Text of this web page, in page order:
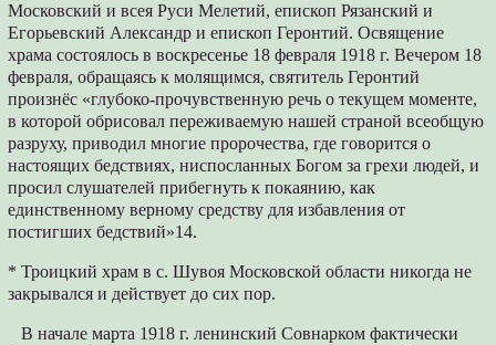
Московский и всея Руси Мелетий, епископ Рязанский и
Егорьевский Александр и епископ Геронтий. Освящение
храма состоялось в воскресенье 18 февраля 1918 г. Вечером 18
февраля, обращаясь к молящимся, святитель Геронтий
произнёс «глубоко-прочувственную речь о текущем моменте,
в которой обрисовал переживаемую нашей страной всеобщую
разруху, приводил многие пророчества, где говорится о
настоящих бедствиях, ниспосланных Богом за грехи людей, и
просил слушателей прибегнуть к покаянию, как
единственному верному средству для избавления от
постигших бедствий»14.
* Троицкий храм в с. Шувоя Московской области никогда не
закрывался и действует до сих пор.
В начале марта 1918 г. ленинский Совнарком фактически